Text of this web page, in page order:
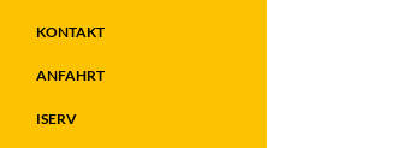
KONTAKT
ANFAHRT
ISERV